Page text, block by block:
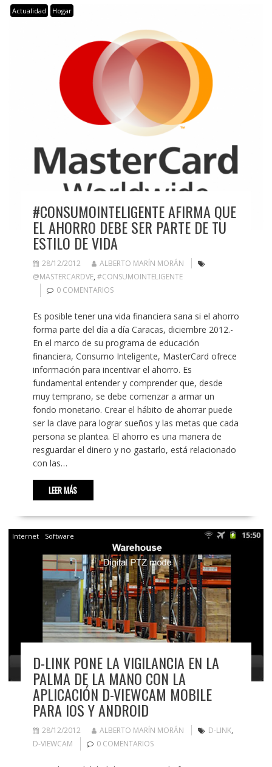
Actualidad Hogar
#CONSUMOINTELIGENTE AFIRMA QUE
EL AHORRO DEBE SER PARTE DE TU
ESTILO DE VIDA
28/12/2012
ALBERTO MARÍN MORÁN
@MASTERCARDVE, #CONSUMOINTELIGENTE
0 COMENTARIOS
Es posible tener una vida financiera sana si el ahorro
forma parte del día a día Caracas, diciembre 2012.-
En el marco de su programa de educación
financiera, Consumo Inteligente, MasterCard ofrece
información para incentivar el ahorro. Es
fundamental entender y comprender que, desde
muy temprano, se debe comenzar a armar un
fondo monetario. Crear el hábito de ahorrar puede
ser la clave para lograr sueños y las metas que cada
persona se plantea. El ahorro es una manera de
resguardar el dinero y no gastarlo, está relacionado
con las…
LEER MÁS
Internet Software
D-LINK PONE LA VIGILANCIA EN LA
PALMA DE LA MANO CON LA
APLICACIÓN D-VIEWCAM MOBILE
PARA IOS Y ANDROID
28/12/2012 ALBERTO MARÍN MORÁN D-LINK,
D-VIEWCAM
0 COMENTARIOS